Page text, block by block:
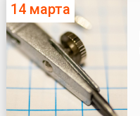
14 марта